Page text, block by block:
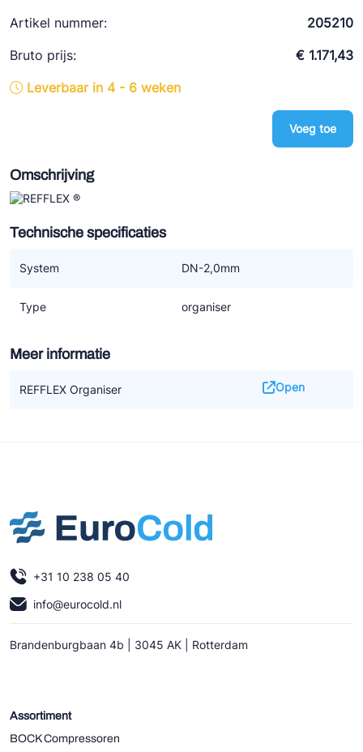
Artikel nummer:
205210
Bruto prijs:
€ 1.171,43
Leverbaar in 4 - 6 weken
Voeg toe
Omschrijving
Technische specificaties
System DN-2,0mm
Type organiser
Meer informatie
REFFLEX Organiser Open
+31 10 238 05 40
info@eurocold.nl
Brandenburgbaan 4b | 3045 AK | Rotterdam
Assortiment
BOCK Compressoren